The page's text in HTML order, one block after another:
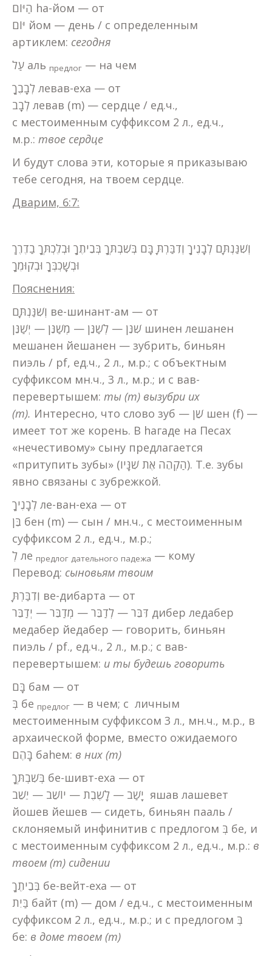
הַיּוֹם hа-йом — от
יּוֹם йом — день / с определенным
артиклем: сегодня
עַל аль предлог — на чем
לְבָבֶךָ левав-еха — от
לְבָב левав (m) — сердце / ед.ч.,
с местоименным суффиксом 2 л., ед.ч.,
м.р.: твое сердце
И будут слова эти, которые я приказываю
тебе сегодня, на твоем сердце.
Дварим, 6:7:
וְשִׁנַּנְתָּם לְבָנֶיךָ וְדִבַּרְתָּ בָּם בְּשִׁבְתְּךָ בְּבֵיתֶךָ וּבְלֶכְתְּךָ בַדֶרֶךְ
וּבְשָׁכְבְּךָ וּבְקוּמֶךָ
Пояснения:
וְשִׁנַּנְתָּם ве-шинант-ам — от
שִׁנֵּן — לְשַׁנֵּן — מְשַׁנֵּן — יְשַׁנֵּן шинен лешанен
мешанен йешанен — зубрить, биньян
пиэль / pf, ед.ч., 2 л., м.р.; с объектным
суффиксом мн.ч., 3 л., м.р.; и с вав-
перевертышем: ты (m) вызубри их
(m). Интересно, что слово зуб — שֵׁן шен (f) —
имеет тот же корень. В hагаде на Песах
«нечестивому» сыну предлагается
«притупить зубы» (הַקְהֵה אֶת שִׁנָּיו). Т.е. зубы
явно связаны с зубрежкой.
לְבָנֶיךָ ле-ван-еха — от
בֵּן бен (m) — сын / мн.ч., с местоименным
суффиксом 2 л., ед.ч., м.р.;
לְ ле предлог дательного падежа — кому
Перевод: сыновьям твоим
וְדִבַּרְתָּ ве-дибарта — от
דִּבֵּר — לְדַבֵּר — מְדַבֵּר — יְדַבֵּר дибер ледабер
медабер йедабер — говорить, биньян
пиэль / pf., ед.ч., 2 л., м.р.; с вав-
перевертышем: и ты будешь говорить
בָּם бам — от
בְּ бе предлог — в чем; с личным
местоименным суффиксом 3 л., мн.ч., м.р., в
архаической форме, вместо ожидаемого
בָּהֶם баhем: в них (m)
בְּשִׁבְתְּךָ бе-шивт-еха — от
יָשַׁב — לָשֶׁבֶת — יוֹשֵׁב — יֵשֵׁב яшав лашевет
йошев йешев — сидеть, биньян пааль /
склоняемый инфинитив с предлогом בְּ бе, и
с местоименным суффиксом 2 л., ед.ч., м.р.: в
твоем (m) сидении
בְּבֵיתֶךָ бе-вейт-еха — от
בַּיִת байт (m) — дом / ед.ч., с местоименным
суффиксом 2 л., ед.ч., м.р.; и с предлогом בְּ
бе: в доме твоем (m)